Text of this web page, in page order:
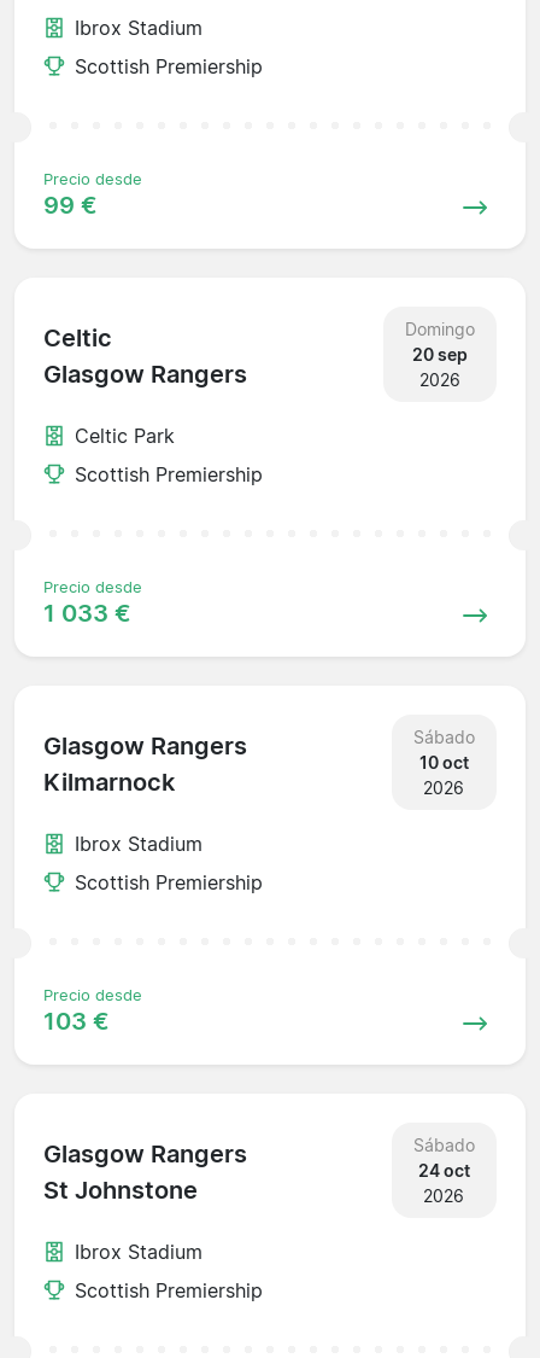
Ibrox Stadium
Scottish Premiership
Precio desde
99 €
Celtic
Glasgow Rangers
Domingo
20 sep
2026
Celtic Park
Scottish Premiership
Precio desde
1 033 €
Glasgow Rangers
Kilmarnock
Sábado
10 oct
2026
Ibrox Stadium
Scottish Premiership
Precio desde
103 €
Glasgow Rangers
St Johnstone
Sábado
24 oct
2026
Ibrox Stadium
Scottish Premiership